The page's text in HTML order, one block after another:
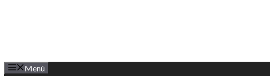
Menú